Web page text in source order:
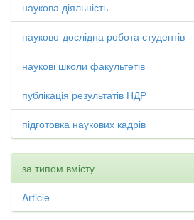
наукова діяльність
науково-дослідна робота студентів
наукові школи факультетів
публікація результатів НДР
підготовка наукових кадрів
за типом вмісту
Article